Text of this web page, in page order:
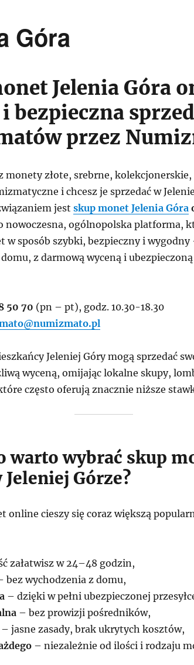
Góra
Jelenia Góra
bezpieczna
przez
monety złote, srebrne,
i chcesz je sprzedać w
jest skup monet Jelenia Góra
nowoczesna, ogólnopolska platforma,
w sposób szybki, bezpieczny i wygodny
z darmową wyceną i ubezpieczoną
50 70 (pn – pt), godz. 10.30-18.30
Jeleniej Góry mogą sprzedać
wyceną, omijając lokalne skupy,
często oferują znacznie niższe
warto wybrać skup
Górze?
online cieszy się coraz większą
załatwisz w 24–48 godzin,
bez wychodzenia z domu,
– dzięki w pełni ubezpieczonej
– bez prowizji pośredników,
jasne zasady, brak ukrytych kosztów,
– niezależnie od ilości i rodzaju